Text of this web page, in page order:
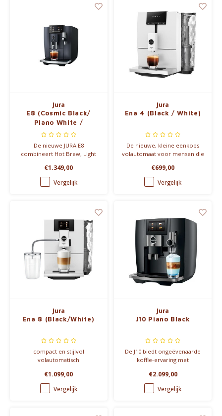
Jura
E8 (Cosmic Black/
Piano White /
Midnight Silver)
De nieuwe JURA E8
combineert Hot Brew, Light
ultieme koffiemomenten.
Compact design, slimme
technologie en topklasse
€1.349,00
Vergelijk
Jura
Ena 4 (Black / White)
De nieuwe, kleine eenkops
volautomaat voor mensen die
€699,00
Vergelijk
Jura
Ena 8 (Black/White)
compact en stijlvol
volautomatisch
Metropolitan Black, Nordic
White
€1.099,00
Vergelijk
Jura
J10 Piano Black
De J10 biedt ongeëvenaarde
koffie-ervaring met
elegantie en technologie,
inclusief Cold Brew en
melkschuimopties.
€2.099,00
Vergelijk